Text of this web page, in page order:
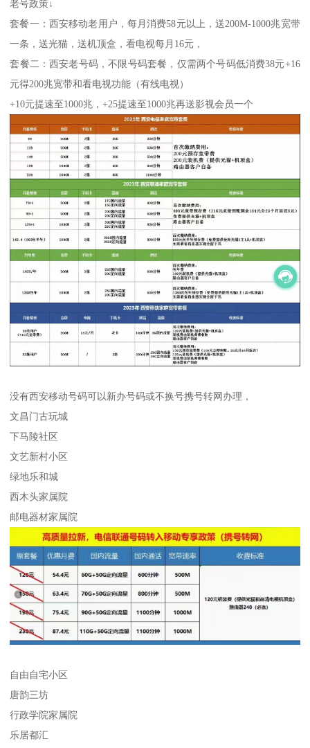
老号政策↓
套餐一：西安移动老用户，每月消费58元以上，送200M-1000兆宽带
一条，送光猫，送机顶盒，看电视每月16元，
套餐二：西安老号码，不限号码套餐，仅需两个号码低消费38元+16
元得200兆宽带和看电视功能（有线电视）
+10元提速至1000兆，+25提速至1000兆再送影视会员一个
没有西安移动号码可以新办号码或不换号携号转网办理，
文昌门古玩城
下马陵社区
文艺新村小区
绿地乐和城
西木头家属院
邮电器材家属院
自由自宅小区
唐韵三坊
行政学院家属院
乐居都汇